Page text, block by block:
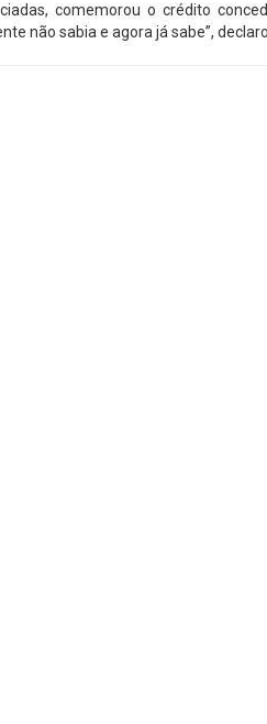
comemorou o crédito
não sabia e agora já sabe”,